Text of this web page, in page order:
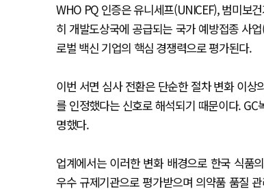
WHO PQ 인증은 유니세프(UNICEF), 범미보
히 개발도상국에 공급되는 국가 예방접종 사
로벌 백신 기업의 핵심 경쟁력으로 평가된다.
이번 서면 심사 전환은 단순한 절차 변화 이
를 인정했다는 신호로 해석되기 때문이다.
명했다.
업계에서는 이러한 변화 배경으로 한국 식품
우수 규제기관으로 평가받으며 의약품 품질